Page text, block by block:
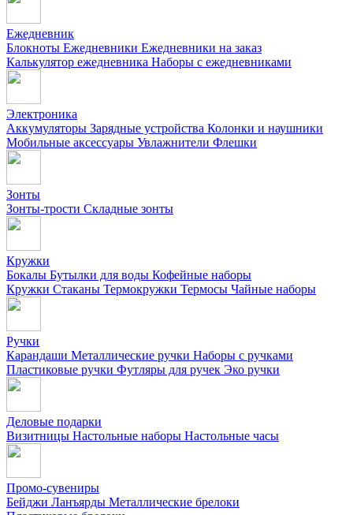
Ежедневник
Блокноты Ежедневники Ежедневники на заказ
Калькулятор ежедневника Наборы с ежедневниками
Электроника
Аккумуляторы Зарядные устройства Колонки и наушники
Мобильные аксессуары Увлажнители Флешки
Зонты
Зонты-трости Складные зонты
Кружки
Бокалы Бутылки для воды Кофейные наборы
Кружки Стаканы Термокружки Термосы Чайные наборы
Ручки
Карандаши Металлические ручки Наборы с ручками
Пластиковые ручки Футляры для ручек Эко ручки
Деловые подарки
Визитницы Настольные наборы Настольные часы
Промо-сувениры
Бейджи Ланъярды Металлические брелоки